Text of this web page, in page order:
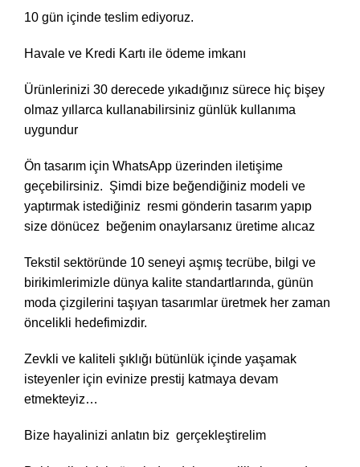
10 gün içinde teslim ediyoruz.
Havale ve Kredi Kartı ile ödeme imkanı
Ürünlerinizi 30 derecede yıkadığınız sürece hiç bişey
olmaz yıllarca kullanabilirsiniz günlük kullanıma
uygundur
Ön tasarım için WhatsApp üzerinden iletişime
geçebilirsiniz. Şimdi bize beğendiğiniz modeli ve
yaptırmak istediğiniz resmi gönderin tasarım yapıp
size dönücez beğenim onaylarsanız üretime alıcaz
Tekstil sektöründe 10 seneyi aşmış tecrübe, bilgi ve
birikimlerimizle dünya kalite standartlarında, günün
moda çizgilerini taşıyan tasarımlar üretmek her zaman
öncelikli hedefimizdir.
Zevkli ve kaliteli şıklığı bütünlük içinde yaşamak
isteyenler için evinize prestij katmaya devam
etmekteyiz…
Bize hayalinizi anlatın biz gerçekleştirelim